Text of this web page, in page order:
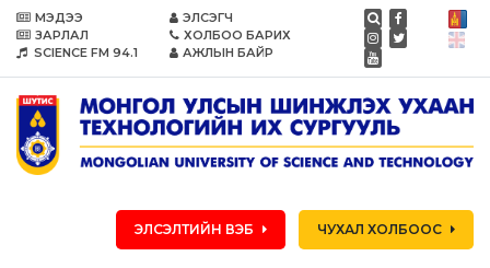
МЭДЭЭ
ЗАРЛАЛ
SCIENCE FM 94.1
ЭЛСЭГЧ
ХОЛБОО БАРИХ
АЖЛЫН БАЙР
ЭЛСЭЛТИЙН ВЭБ ЧУХАЛ ХОЛБООС